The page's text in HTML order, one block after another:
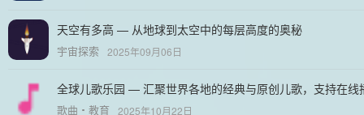
天空有多高 — 从地球到太空中的每层高度的奥秘
宇宙探索 2025年09月06日
全球儿歌乐园 — 汇聚世界各地的经典与原创儿歌，支持在线
歌曲 教育 2025年10月22日